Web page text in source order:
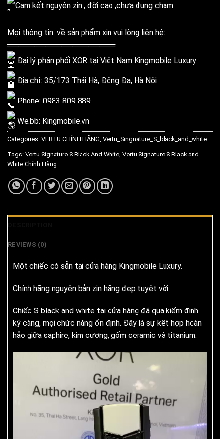
Cam kết nguyên zin , đời cao ,chưa đụng chạm
Mọi thông tin về sản phẩm xin vui lòng liên hệ:
════════════════════
Đại lý phân phối XOR tại Việt Nam Kingmobile Luxury
Địa chỉ: 35/173 Thái Hà, Đống Đa, Hà Nội
Phone: 0983 809 889
We.bb: Kingmobile.vn
Categories: VERTU CHÍNH HÃNG Vertu_Singnature_S_black_and_white
Tags: Vertu Signature S Black And White Vertu Signature S Black and
White Chính Hãng
REVIEWS (0)
Một chiếc có sẵn tại cửa hàng Kingmobile Luxury.
Chính hãng nguyên bản zin hãng đẹp tuyệt vời.
Chiếc S black and white tại cửa hàng đã qua kiểm định
kỹ càng, mọi chức năng ổn định. Đây là sự kết hợp hoàn
hảo giữa saphire, kim cương, gốm ceramic và titanium.